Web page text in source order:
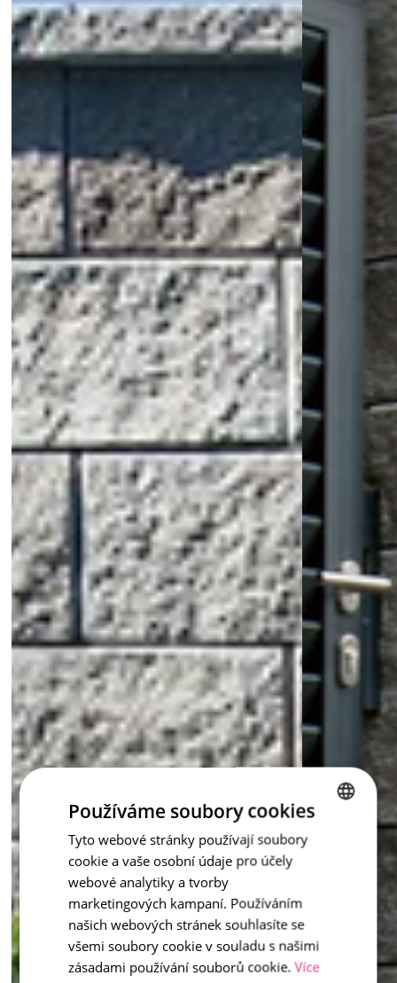
CZECH
Používáme soubory cookies
Tyto webové stránky používají soubory
cookie a vaše osobní údaje pro účely
webové analytiky a tvorby
marketingových kampaní. Používáním
našich webových stránek souhlasíte se
všemi soubory cookie v souladu s našimi
zásadami používání souborů cookie. Více